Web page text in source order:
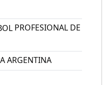
PROFESIONAL DE
ARGENTINA